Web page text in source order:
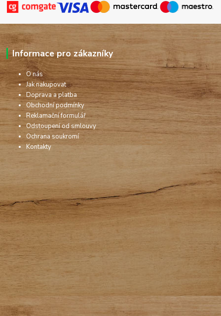
Informace pro zákazníky
O nás
Jak nakupovat
Doprava a platba
Obchodní podmínky
Reklamační formulář
Odstoupení od smlouvy
Ochrana soukromí
Kontakty